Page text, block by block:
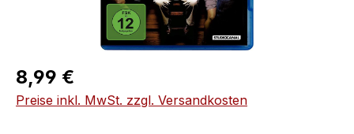
Regulärer Preis:
8,99 €
Preise inkl. MwSt. zzgl. Versandkosten